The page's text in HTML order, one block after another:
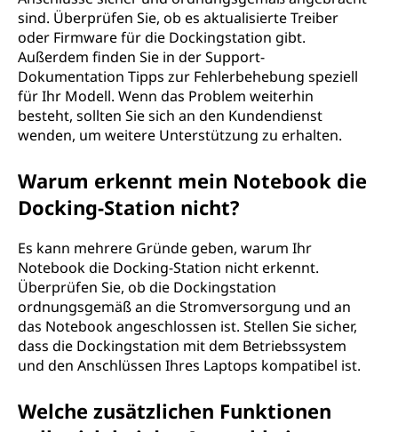
sind. Überprüfen Sie, ob es aktualisierte Treiber
oder Firmware für die Dockingstation gibt.
Außerdem finden Sie in der Support-
Dokumentation Tipps zur Fehlerbehebung speziell
für Ihr Modell. Wenn das Problem weiterhin
besteht, sollten Sie sich an den Kundendienst
wenden, um weitere Unterstützung zu erhalten.
Warum erkennt mein Notebook die
Docking-Station nicht?
Es kann mehrere Gründe geben, warum Ihr
Notebook die Docking-Station nicht erkennt.
Überprüfen Sie, ob die Dockingstation
ordnungsgemäß an die Stromversorgung und an
das Notebook angeschlossen ist. Stellen Sie sicher,
dass die Dockingstation mit dem Betriebssystem
und den Anschlüssen Ihres Laptops kompatibel ist.
Welche zusätzlichen Funktionen